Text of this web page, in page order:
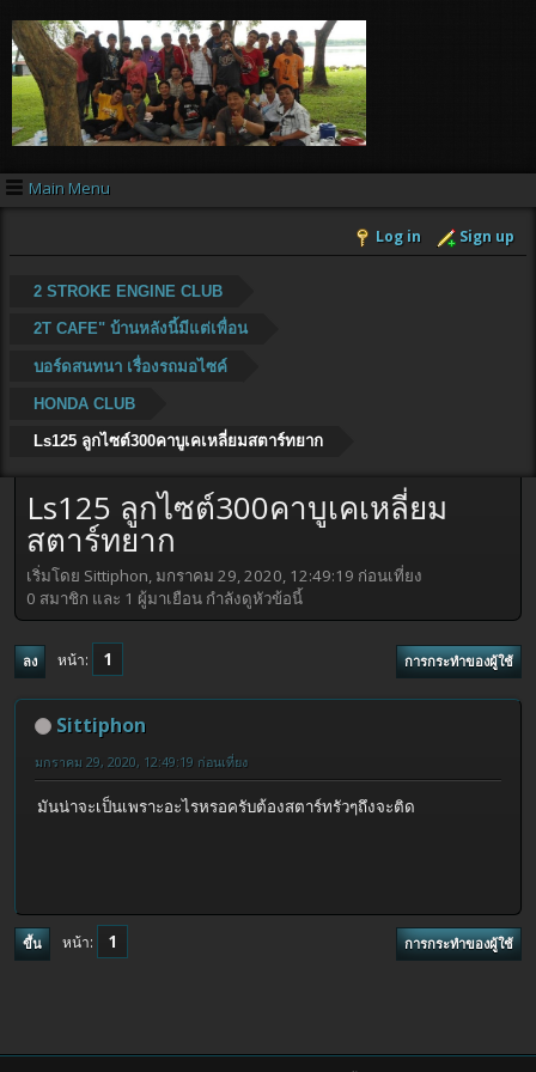
Main Menu
Log in Sign up
2 STROKE ENGINE CLUB
2T CAFE" บ้านหลังนี้มีแต่เพื่อน
บอร์ดสนทนา เรื่องรถมอไซค์
HONDA CLUB
Ls125 ลูกไซต์300คาบูเคเหลี่ยมสตาร์ทยาก
Ls125 ลูกไซต์300คาบูเคเหลี่ยม
สตาร์ทยาก
เริ่มโดย Sittiphon, มกราคม 29, 2020, 12:49:19 ก่อนเที่ยง
0 สมาชิก และ 1 ผู้มาเยือน กำลังดูหัวข้อนี้
ลง หน้า 1 การกระทำของผู้ใช้
Sittiphon
มกราคม 29, 2020, 12:49:19 ก่อนเที่ยง
มันน่าจะเป็นเพราะอะไรหรอครับต้องสตาร์ทรัวๆถึงจะติด
ขึ้น หน้า 1 การกระทำของผู้ใช้